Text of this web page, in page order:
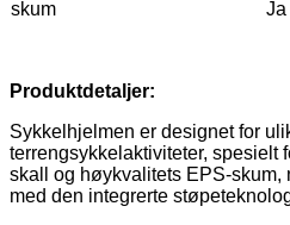
skum
Ja
Produktdetaljer:
Sykkelhjelmen er designet for
terrengsykkelaktiviteter, spesielt
skall og høykvalitets EPS-skum,
med den integrerte